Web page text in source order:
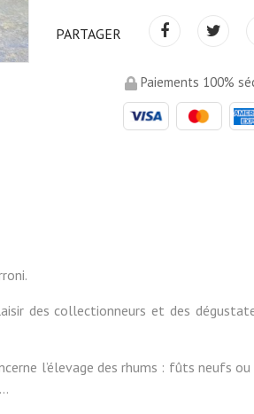
PARTAGER
Paiements 100%
des collectionneurs et des
l’élevage des rhums : fûts neufs ou